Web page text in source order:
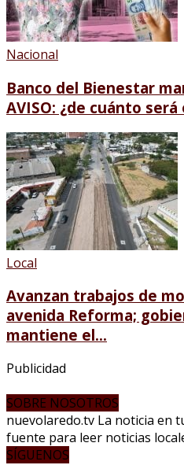
Nacional
Banco del Bienestar
AVISO: ¿de cuánto
Local
Avanzan trabajos de
avenida Reforma;
mantiene el...
Publicidad
SOBRE NOSOTROS
nuevolaredo.tv La noticia en
fuente para leer noticias
SÍGUENOS